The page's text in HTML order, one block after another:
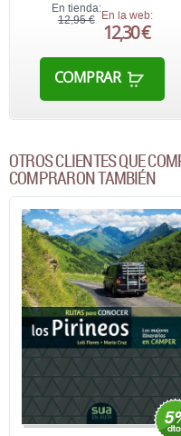
En tienda:
12,95 € En la web:
12,30 €
COMPRAR
OTROS CLIENTES QUE
COMPRARON TAMBIÉN